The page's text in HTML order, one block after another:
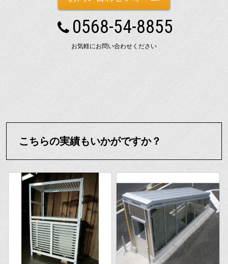
0568-54-8855
お気軽にお問い合わせください
こちらの実績もいかがですか？